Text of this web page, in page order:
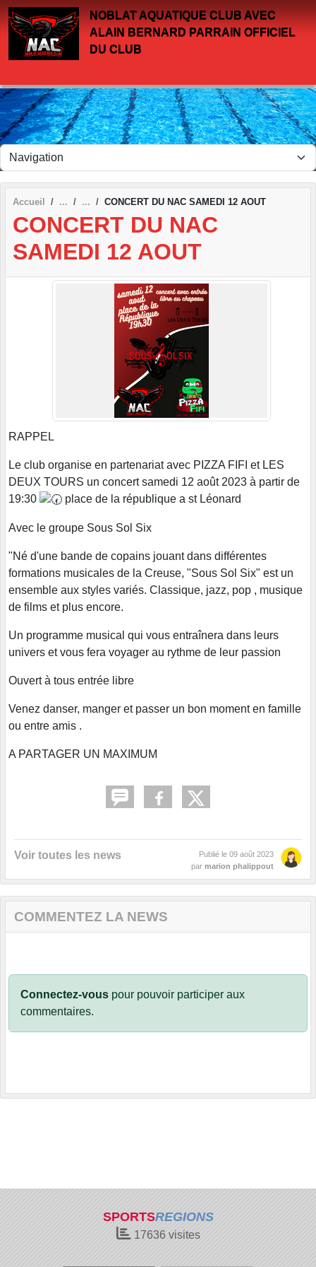
NOBLAT AQUATIQUE CLUB AVEC
ALAIN BERNARD PARRAIN OFFICIEL
DU CLUB
Accueil CONCERT DU NAC SAMEDI 12 AOUT
CONCERT DU NAC
SAMEDI 12 AOUT
RAPPEL
Le club organise en partenariat avec PIZZA FIFI et LES
DEUX TOURS un concert samedi 12 août 2023 à partir de
19:30
place de la république a st Léonard
Avec le groupe Sous Sol Six
"Né d'une bande de copains jouant dans différentes
formations musicales de la Creuse, "Sous Sol Six" est un
ensemble aux styles variés. Classique, jazz, pop , musique
de films et plus encore.
Un programme musical qui vous entraînera dans leurs
univers et vous fera voyager au rythme de leur passion
Ouvert à tous entrée libre
Venez danser, manger et passer un bon moment en famille
ou entre amis .
A PARTAGER UN MAXIMUM
Voir toutes les news Publié le 09 août 2023
par marion phalippout
COMMENTEZ LA NEWS
Connectez-vous pour pouvoir participer aux
commentaires.
SPORTSREGIONS
17636visites
Panneau de gestion des cookies